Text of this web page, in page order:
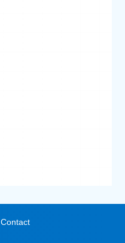
Contact